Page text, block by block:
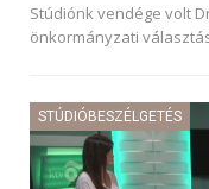
Stúdiónk vendége volt
önkormányzati
STÚDIÓBESZÉLGETÉS